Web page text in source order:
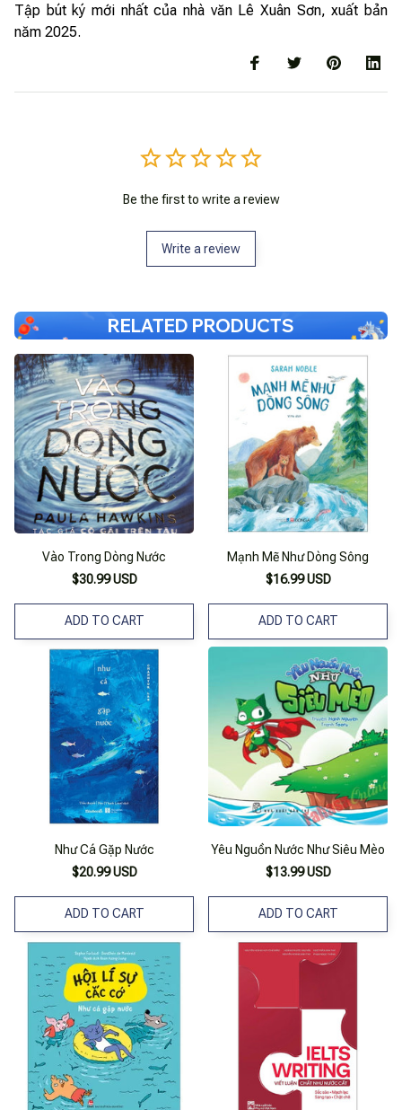
Tập bút ký mới nhất của nhà văn Lê Xuân Sơn, xuất bản
năm 2025.
Be the first to write a review
Write a review
RELATED PRODUCTS
Vào Trong Dòng Nước
$30.99 USD
ADD TO CART
Mạnh Mẽ Như Dòng Sông
$16.99 USD
ADD TO CART
Như Cá Gặp Nước
$20.99 USD
ADD TO CART
Yêu Nguồn Nước Như Siêu Mèo
$13.99 USD
ADD TO CART